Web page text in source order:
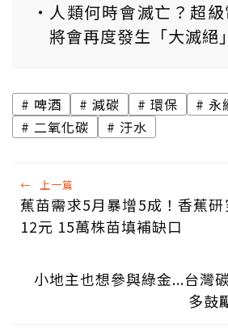
人類何時會滅亡？超
將會再度發生「大滅絕」
啤酒 減碳 環保
永
二氧化碳
汙水
← 上一篇
蕉苗需求5月暴增5成！香蕉
12元 15萬株苗填補缺口
小地主也想參與綠金...台灣
多鼓